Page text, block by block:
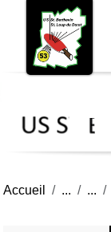
Accueil
Panneau de